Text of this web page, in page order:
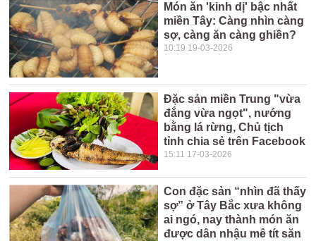
Món ăn 'kinh dị' bậc nhất
miền Tây: Càng nhìn càng
sợ, càng ăn càng ghiền?
10:19 19-03-2026
Đặc sản miền Trung "vừa
đắng vừa ngọt", nướng
bằng lá rừng, Chủ tịch
tỉnh chia sẻ trên Facebook
15:11 17-03-2026
Con đặc sản “nhìn đã thấy
sợ” ở Tây Bắc xưa không
ai ngó, nay thành món ăn
được dân nhậu mê tít săn